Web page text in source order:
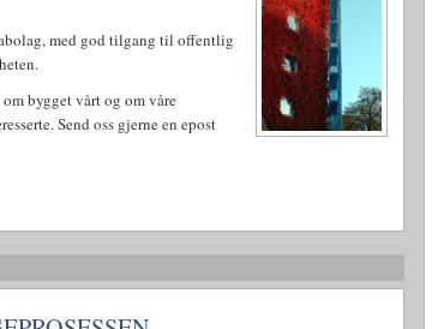
med god tilgang til offentlig
bygget vårt og om våre
Send oss gjerne en epost